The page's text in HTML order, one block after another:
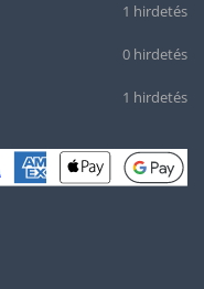
1 hirdetés
0 hirdetés
1 hirdetés